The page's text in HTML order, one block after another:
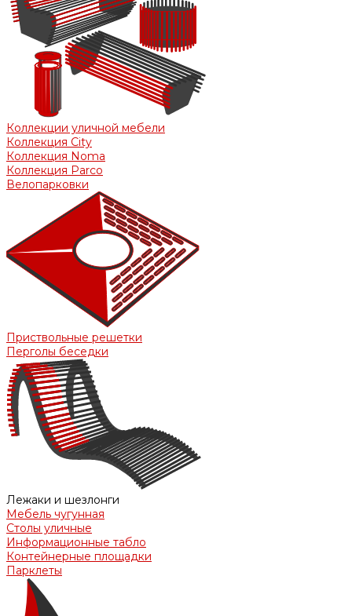
Коллекции уличной мебели
Коллекция City
Коллекция Noma
Коллекция Parco
Велопарковки
Приствольные решетки
Перголы беседки
Лежаки и шезлонги
Мебель чугунная
Столы уличные
Информационные табло
Контейнерные площадки
Парклеты